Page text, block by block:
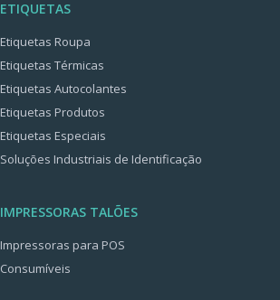
ETIQUETAS
Etiquetas Roupa
Etiquetas Térmicas
Etiquetas Autocolantes
Etiquetas Produtos
Etiquetas Especiais
Soluções Industriais de Identificação
IMPRESSORAS TALÕES
Impressoras para POS
Consumíveis